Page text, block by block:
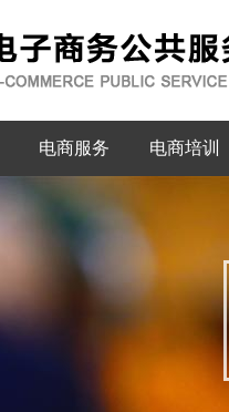
电商服务 电商培训